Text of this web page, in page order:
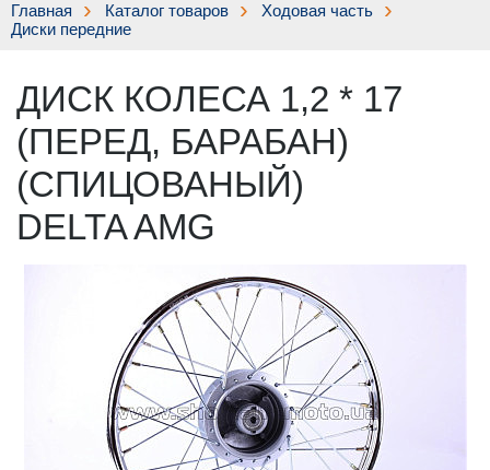
Главная Каталог товаров
Ходовая часть
Диски передние
ДИСК КОЛЕСА 1,2 * 17
(ПЕРЕД, БАРАБАН)
(СПИЦОВАНЫЙ)
DELTA AMG